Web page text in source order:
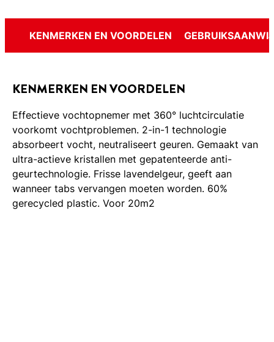
KENMERKEN EN VOORDELEN
KENMERKEN EN VOORDELEN
Effectieve vochtopnemer met 360° luchtcirculatie
voorkomt vochtproblemen. 2-in-1 technologie
absorbeert vocht, neutraliseert geuren. Gemaakt van
ultra-actieve kristallen met gepatenteerde anti-
geurtechnologie. Frisse lavendelgeur, geeft aan
wanneer tabs vervangen moeten worden. 60%
gerecycled plastic. Voor 20m2